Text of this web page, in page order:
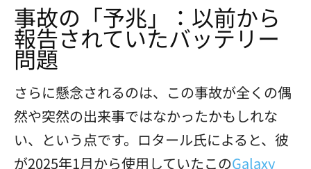
事故の「予兆」：以前から
報告されていたバッテリー
問題
さらに懸念されるのは、この事故が全くの偶
然や突然の出来事ではなかったかもしれな
い、という点です。ロタール氏によると、彼
が2025年1月から使用していたこのGalaxy